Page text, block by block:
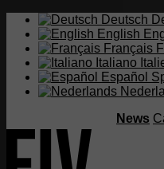
Deutsch
English
Français
Italiano
Español
News